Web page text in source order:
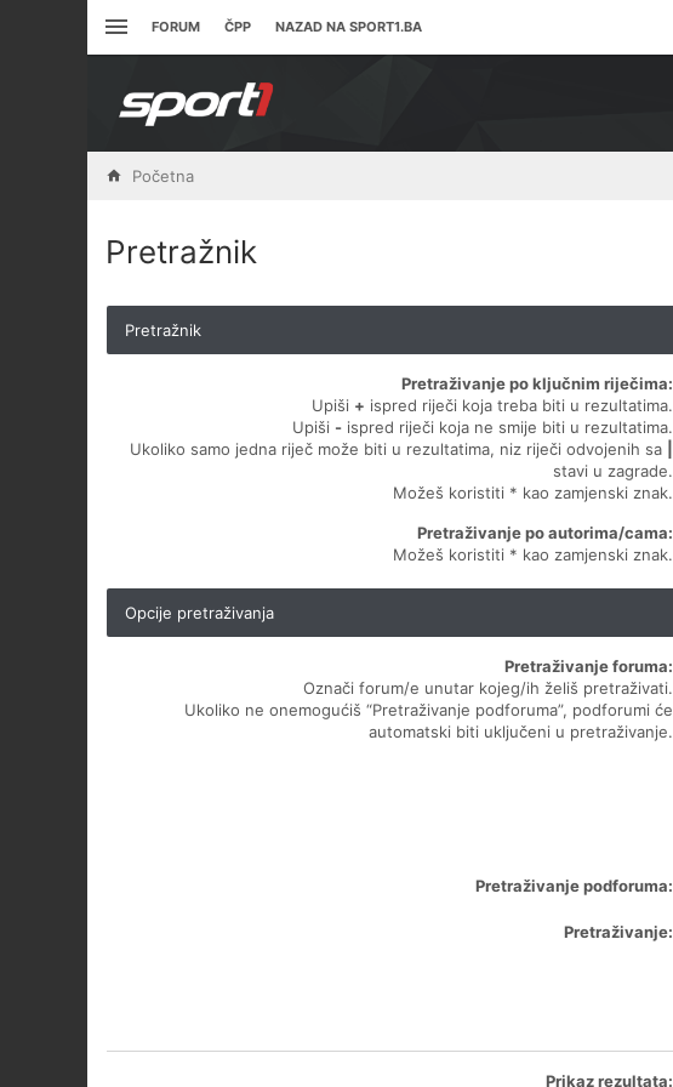
FORUM ČPP NAZAD NA SPORT1.BA
Početna
Pretražnik
Pretražnik
Pretraživanje po ključnim riječima:
Upiši + ispred riječi koja treba biti u rezultatima.
Upiši - ispred riječi koja ne smije biti u rezultatima.
Ukoliko samo jedna riječ može biti u rezultatima, niz riječi odvojenih sa
stavi u zagrade.
Možeš koristiti * kao zamjenski znak.
Pretraživanje po autorima/cama:
Možeš koristiti * kao zamjenski znak.
Opcije pretraživanja
Pretraživanje foruma:
Označi forum/e unutar kojeg/ih želiš pretraživati.
Ukoliko ne onemogućiš “Pretraživanje podforuma”, podforumi će
automatski biti uključeni u pretraživanje.
Pretraživanje podforuma:
Pretraživanje:
Prikaz rezultata: